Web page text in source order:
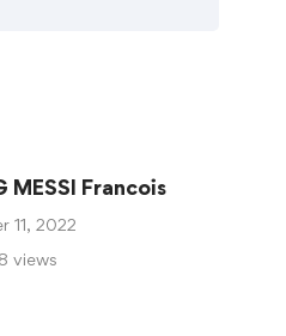
MESSI Francois
11, 2022
views